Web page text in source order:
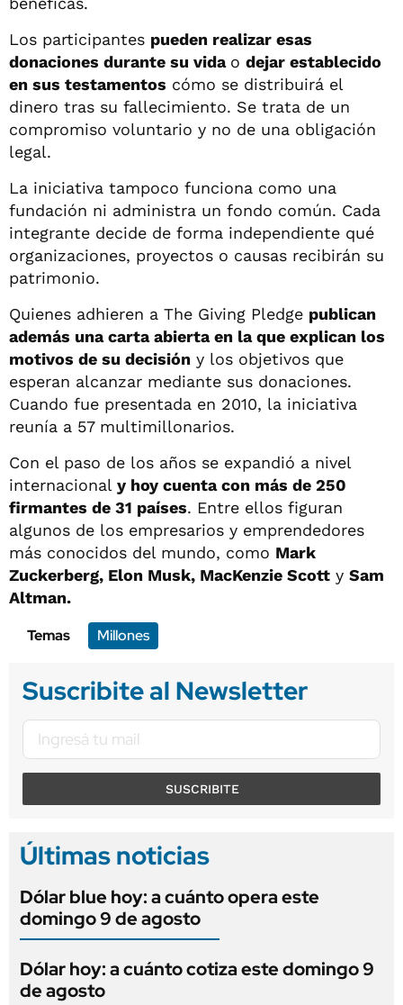
Los participantes pueden realizar esas
donaciones durante su vida o dejar establecido
en sus testamentos cómo se distribuirá el
dinero tras su fallecimiento. Se trata de un
compromiso voluntario y no de una obligación
legal.
La iniciativa tampoco funciona como una
fundación ni administra un fondo común. Cada
integrante decide de forma independiente qué
organizaciones, proyectos o causas recibirán su
patrimonio.
Quienes adhieren a The Giving Pledge publican
además una carta abierta en la que explican los
motivos de su decisión y los objetivos que
esperan alcanzar mediante sus donaciones.
Cuando fue presentada en 2010, la iniciativa
reunía a 57 multimillonarios.
Con el paso de los años se expandió a nivel
internacional y hoy cuenta con más de 250
firmantes de 31 países. Entre ellos figuran
algunos de los empresarios y emprendedores
más conocidos del mundo, como Mark
Zuckerberg, Elon Musk, MacKenzie Scott y Sam
Altman.
Temas
Millones
Suscribite al Newsletter
SUSCRIBITE
Últimas noticias
Dólar blue hoy: a cuánto opera este
domingo 9 de agosto
Dólar hoy: a cuánto cotiza este domingo 9
de agosto